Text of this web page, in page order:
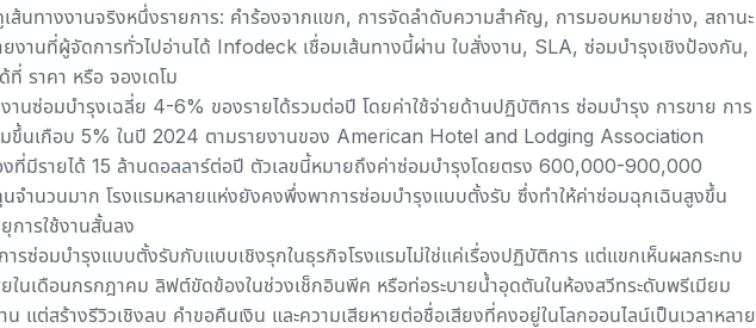
ส้นทางงานจริงหนึ่งรายการ: คำร้องจากแขก, การจัดลำดับความสำคัญ, การมอบหมายช่าง, สถานะ
งานที่ผู้จัดการทั่วไปอ่านได้ Infodeck เชื่อมเส้นทางนี้ผ่าน ใบสั่งงาน, SLA, ซ่อมบำรุงเชิงป้องกัน,
ที่ ราคา หรือ จองเดโม
งานซ่อมบำรุงเฉลี่ย 4-6% ของรายได้รวมต่อปี โดยค่าใช้จ่ายด้านปฏิบัติการ ซ่อมบำรุง การขาย การ
ขึ้นเกือบ 5% ในปี 2024 ตามรายงานของ American Hotel and Lodging Association
ที่มีรายได้ 15 ล้านดอลลาร์ต่อปี ตัวเลขนี้หมายถึงค่าซ่อมบำรุงโดยตรง 600,000-900,000
นจำนวนมาก โรงแรมหลายแห่งยังคงพึ่งพาการซ่อมบำรุงแบบตั้งรับ ซึ่งทำให้ค่าซ่อมฉุกเฉินสูงขึ้น
การใช้งานสั้นลง
ารซ่อมบำรุงแบบตั้งรับกับแบบเชิงรุกในธุรกิจโรงแรมไม่ใช่แค่เรื่องปฏิบัติการ แต่แขกเห็นผลกระทบ
ในเดือนกรกฎาคม ลิฟต์ขัดข้องในช่วงเช็กอินพีค หรือท่อระบายน้ำอุดตันในห้องสวีทระดับพรีเมียม
น แต่สร้างรีวิวเชิงลบ คำขอคืนเงิน และความเสียหายต่อชื่อเสียงที่คงอยู่ในโลกออนไลน์เป็นเวลาหลาย